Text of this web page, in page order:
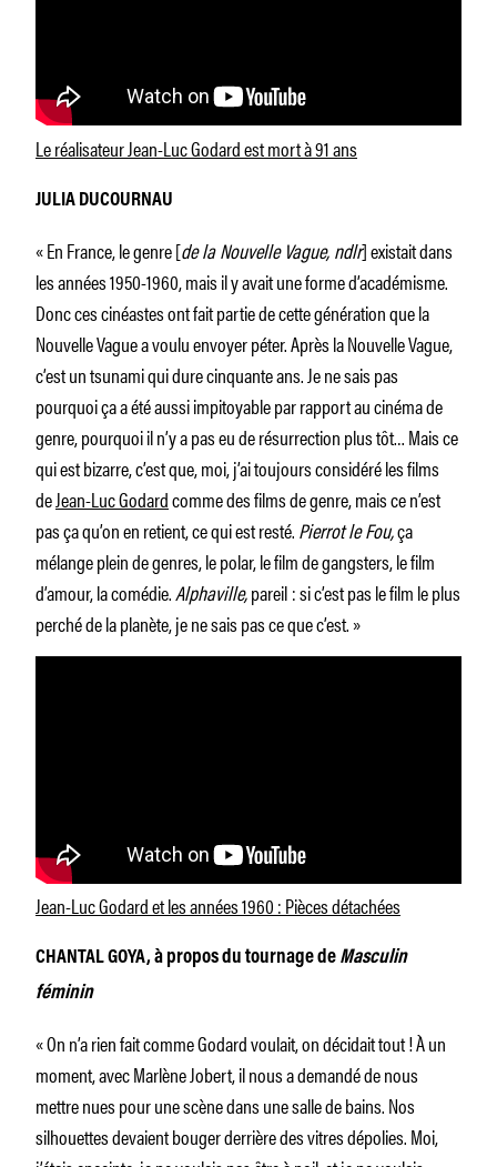
Le réalisateur Jean-Luc Godard est mort à 91 ans
JULIA DUCOURNAU
« En France, le genre [de la Nouvelle Vague, ndlr] existait dans
les années 1950-1960, mais il y avait une forme d’académisme.
Donc ces cinéastes ont fait partie de cette génération que la
Nouvelle Vague a voulu envoyer péter. Après la Nouvelle Vague,
c’est un tsunami qui dure cinquante ans. Je ne sais pas
pourquoi ça a été aussi impitoyable par rapport au cinéma de
genre, pourquoi il n’y a pas eu de résurrection plus tôt… Mais ce
qui est bizarre, c’est que, moi, j’ai toujours considéré les films
deJean-Luc Godardcomme des films de genre, mais ce n’est
pas ça qu’on en retient, ce qui est resté.Pierrot le Fou,ça
mélange plein de genres, le polar, le film de gangsters, le film
d’amour, la comédie.Alphaville,pareil : si c’est pas le film le plus
perché de la planète, je ne sais pas ce que c’est. »
Jean-Luc Godard et les années 1960 : Pièces détachées
CHANTAL GOYA, à propos du tournage de Masculin
féminin
« On n’a rien fait comme Godard voulait, on décidait tout ! À un
moment, avec Marlène Jobert, il nous a demandé de nous
mettre nues pour une scène dans une salle de bains. Nos
silhouettes devaient bouger derrière des vitres dépolies. Moi,